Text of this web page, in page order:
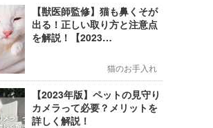
【獣医師監修】猫も鼻くそが
出る！正しい取り方と注意点
を解説！【2023…
猫のお手入れ
【2023年版】ペットの見守り
カメラって必要？メリットを
詳しく解説！